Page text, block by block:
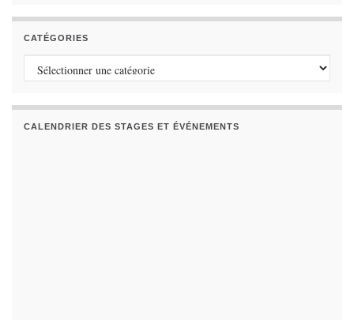
CATÉGORIES
Catégories
CALENDRIER DES STAGES ET ÉVÉNEMENTS